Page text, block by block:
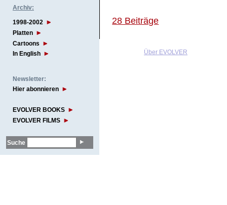
Archiv:
1998-2002
Platten
Cartoons
In English
Newsletter:
Hier abonnieren
EVOLVER BOOKS
EVOLVER FILMS
Suche
28 Beiträge
Über EVOLVER